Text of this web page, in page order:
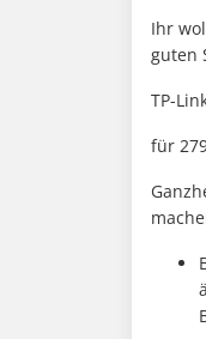
Ihr
guten
TP-
für